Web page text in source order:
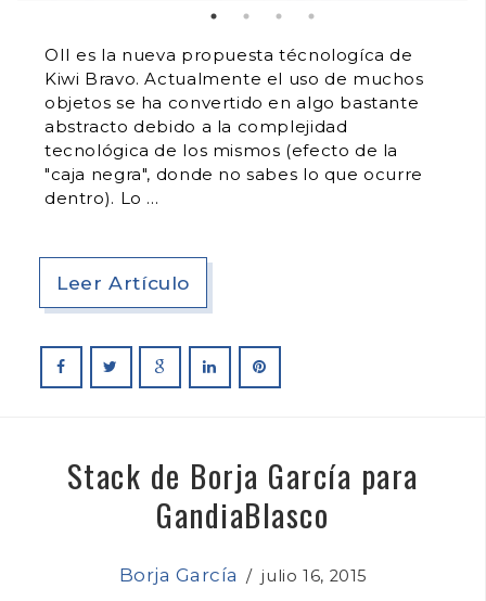
OII es la nueva propuesta técnologíca de
Kiwi Bravo. Actualmente el uso de muchos
objetos se ha convertido en algo bastante
abstracto debido a la complejidad
tecnológica de los mismos (efecto de la
"caja negra", donde no sabes lo que ocurre
dentro). Lo
Leer Artículo
Stack de Borja García para
GandiaBlasco
Borja García /julio 16, 2015